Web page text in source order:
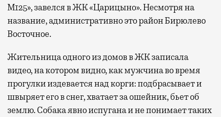
М125», завелся в ЖК «Царицыно». Несмотря на
название, административно это район Бирюлево
Восточное.
Жительница одного из домов в ЖК записала
видео, на котором видно, как мужчина во время
прогулки издевается над корги: подбрасывает и
швыряет его в снег, хватает за ошейник, бьет об
землю. Собака явно испугана и не понимает таких